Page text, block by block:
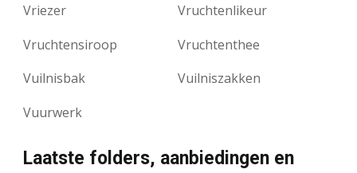
Vriezer
Vruchtenlikeur
Vruchtensiroop
Vruchtenthee
Vuilnisbak
Vuilniszakken
Vuurwerk
Laatste folders, aanbiedingen en